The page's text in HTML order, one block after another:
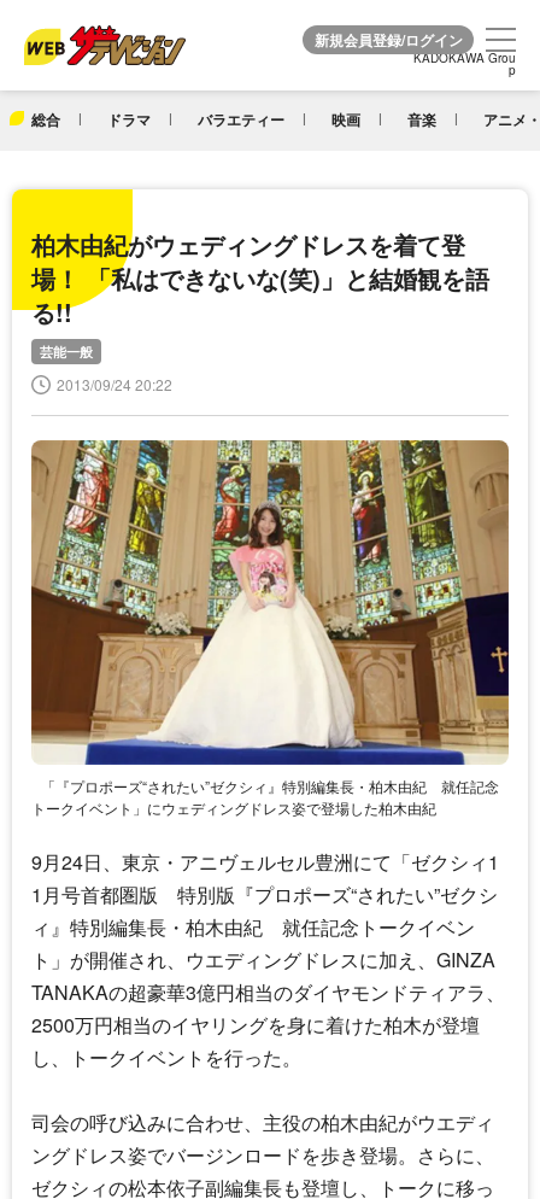
KADOKAWA Grou
p
総合 ドラマ バラエティー 映画 音楽 アニメ
KADOKAWA Grou
p
柏木由紀がウェディングドレスを着て登
場！ 「私はできないな(笑)」と結婚観を語
る!!
芸能一般
2013/09/24 20:22
「『プロポーズ“されたい”ゼクシィ』特別編集長・柏木由紀 就任記念
トークイベント」にウェディングドレス姿で登場した柏木由紀
9月24日、東京・アニヴェルセル豊洲にて「ゼクシィ1
1月号首都圏版 特別版『プロポーズ“されたい”ゼクシ
ィ』特別編集長・柏木由紀 就任記念トークイベン
ト」が開催され、ウエディングドレスに加え、GINZA
TANAKAの超豪華3億円相当のダイヤモンドティアラ、
2500万円相当のイヤリングを身に着けた柏木が登壇
し、トークイベントを行った。
司会の呼び込みに合わせ、主役の柏木由紀がウエディ
ングドレス姿でバージンロードを歩き登場。さらに、
ゼクシィの松本依子副編集長も登壇し、トークに移っ